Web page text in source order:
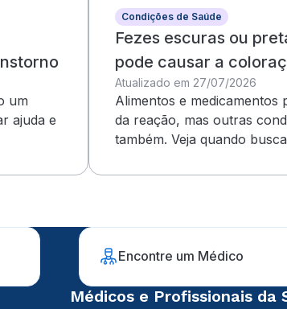
um
ajuda e
Condições de Saúde
Fezes escuras ou
pode causar a
Atualizado em 27/07/2026
Alimentos e medicamentos
da reação, mas outras
também. Veja quando
Encontre um Médico
Médicos e Profissionais da